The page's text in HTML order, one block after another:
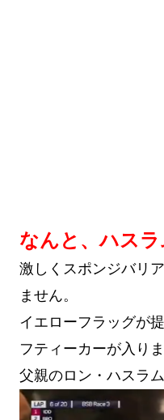
なんと、ハスラ
激しくスポンジバリ
ません。
イエローフラッグが
フティーカーが入りま
父親のロン・ハスラ